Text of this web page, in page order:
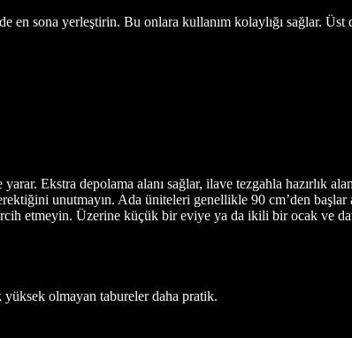
en sona yerleştirin. Bu onlara kullanım kolaylığı sağlar.
Ekstra depolama alanı sağlar, ilave tezgahla hazırlık
unutmayın. Ada üniteleri genellikle 90 cm’den
etmeyin. Üzerine küçük bir eviye ya da ikili bir ocak ve
yüksek olmayan tabureler daha pratik.